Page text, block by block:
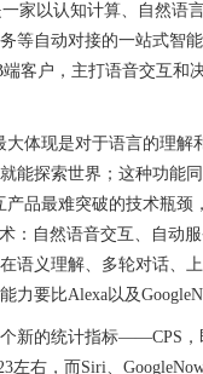
家以认知计算、自然语
等自动对接的一站式智
客户，主打语音交互和
体现是对于语言的理
能探索世界；这种功
品最难突破的技术瓶
：自然语音交互、自动
语义理解、多轮对话、
力要比Alexa以及
新的统计指标——CPS，
左右，而Siri、